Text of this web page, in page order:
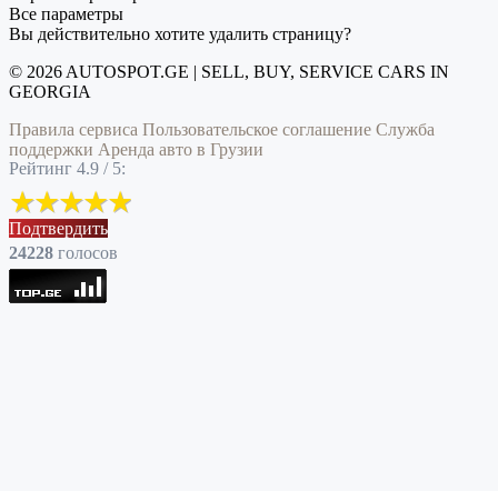
Все параметры
Вы действительно хотите удалить страницу?
© 2026 AUTOSPOT.GE | SELL, BUY, SERVICE CARS IN
GEORGIA
Правила сервиса Пользовательское соглашение Служба
поддержки Аренда авто в Грузии
Рейтинг 4.9 / 5:
Подтвердить
24228 голоcов